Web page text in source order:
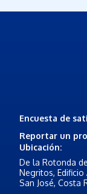
Ubicación:
De la Rotonda
Negritos,
San José, Costa
Encuesta de
Reportar un